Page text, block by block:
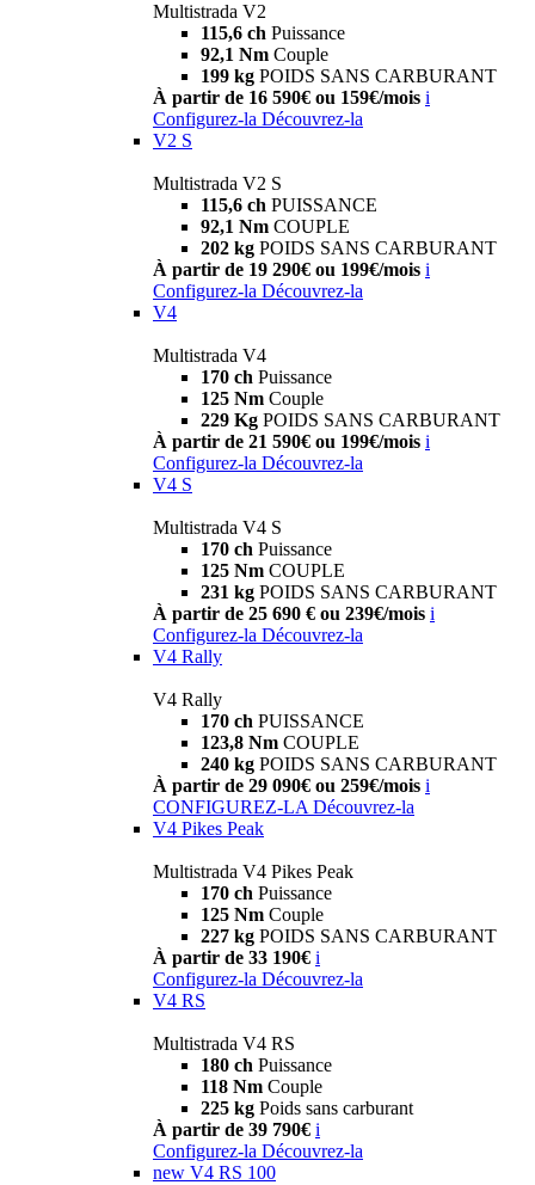
Multistrada V2
115,6 ch Puissance
92,1 Nm Couple
199 kg POIDS SANS CARBURANT
À partir de 16 590€ ou 159€/mois i
Configurez-la Découvrez-la
V2 S
Multistrada V2 S
115,6 ch PUISSANCE
92,1 Nm COUPLE
202 kg POIDS SANS CARBURANT
À partir de 19 290€ ou 199€/mois i
Configurez-la Découvrez-la
V4
Multistrada V4
170 ch Puissance
125 Nm Couple
229 Kg POIDS SANS CARBURANT
À partir de 21 590€ ou 199€/mois i
Configurez-la Découvrez-la
V4 S
Multistrada V4 S
170 ch Puissance
125 Nm COUPLE
231 kg POIDS SANS CARBURANT
À partir de 25 690 € ou 239€/mois i
Configurez-la Découvrez-la
V4 Rally
V4 Rally
170 ch PUISSANCE
123,8 Nm COUPLE
240 kg POIDS SANS CARBURANT
À partir de 29 090€ ou 259€/mois i
CONFIGUREZ-LA Découvrez-la
V4 Pikes Peak
Multistrada V4 Pikes Peak
170 ch Puissance
125 Nm Couple
227 kg POIDS SANS CARBURANT
À partir de 33 190€ i
Configurez-la Découvrez-la
V4 RS
Multistrada V4 RS
180 ch Puissance
118 Nm Couple
225 kg Poids sans carburant
À partir de 39 790€ i
Configurez-la Découvrez-la
new V4 RS 100